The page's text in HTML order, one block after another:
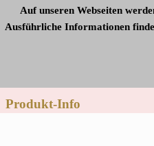
Auf unseren Webseiten
Ausführliche Informationen
Produkt-Info